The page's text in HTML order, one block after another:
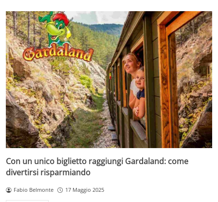
Con un unico biglietto raggiungi Gardaland: come
divertirsi risparmiando
Fabio Belmonte 17 Maggio 2025